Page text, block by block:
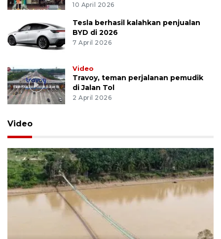
10 April 2026
Tesla berhasil kalahkan penjualan
BYD di 2026
7 April 2026
Video
Travoy, teman perjalanan pemudik
di Jalan Tol
2 April 2026
Video